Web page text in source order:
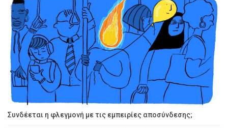
Συνδέεται η φλεγμονή με τις εμπειρίες αποσύνδεσης;